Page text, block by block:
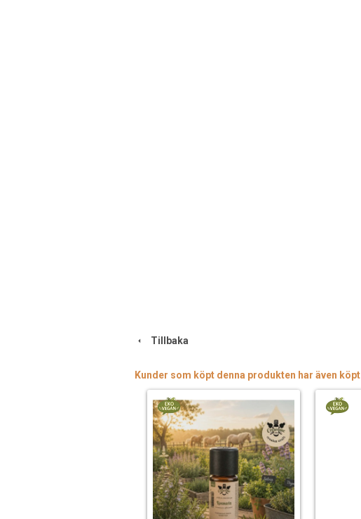
Tillbaka
Kunder som köpt denna produkten har även köpt